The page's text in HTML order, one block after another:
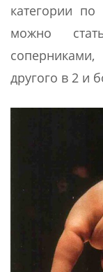
категории
можно
другого в 2 и